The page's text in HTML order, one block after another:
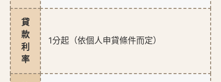
貸
款
利
率
1分起（依個人申貸條件而定）